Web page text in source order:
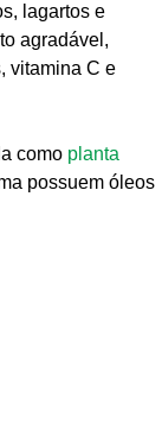
lagartos e
agradável,
vitamina C e
como planta
possuem óleos